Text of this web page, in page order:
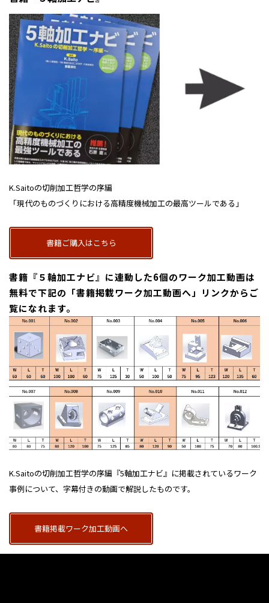
K.Saitoの切削加工哲学の序編
「現代のものづくりにおける高精度機械加工の最高ツールである」
書籍ご購入はこちら
書籍『５軸加工ナビ』に連動した6個のワーク加工動画は
無料で下記の 「書籍掲載ワーク加工動画へ」
リンクからご
覧になれます。
K.Saitoの切削加工哲学の序編『5軸加工ナビ』に掲載されているワーク
事例について、字幕付きの動画で解説したものです。
書籍掲載ワーク加工動画へ